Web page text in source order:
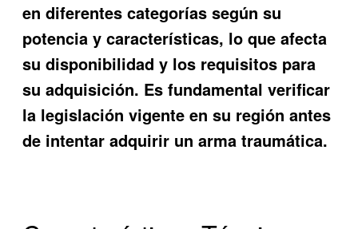
en diferentes categorías según su
potencia y características, lo que afecta
su disponibilidad y los requisitos para
su adquisición. Es fundamental verificar
la legislación vigente en su región antes
de intentar adquirir un arma traumática.